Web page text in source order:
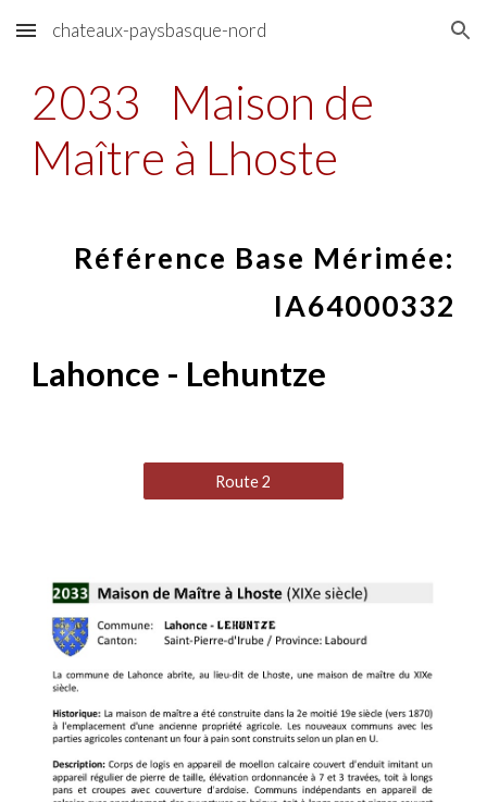
Skip to main content Skip to navigation
chateaux-paysbasque-nord
2033
Maison de
Maître à Lhoste
Référence Base Mérimée:
IA64000332
Lahonce - Lehuntze
Route 2